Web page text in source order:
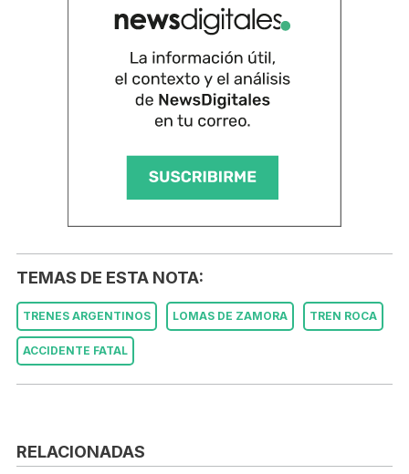
TEMAS DE ESTA NOTA:
TRENES ARGENTINOS LOMAS DE ZAMORA TREN ROCA
ACCIDENTE FATAL
RELACIONADAS